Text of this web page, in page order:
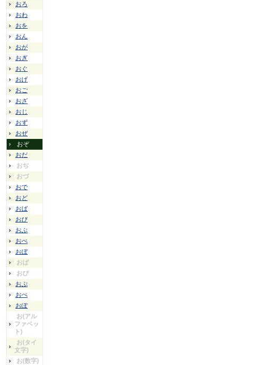
おろ
おわ
おを
おん
おが
おぎ
おぐ
おげ
おご
おざ
おじ
おず
おぜ
おぞ
おだ
おぢ
おづ
おで
おど
おば
おび
おぶ
おべ
おぼ
おぱ
おぴ
おぷ
おぺ
おぽ
お(アル
ファベッ
ト)
お(タイ
文字)
お(数字)